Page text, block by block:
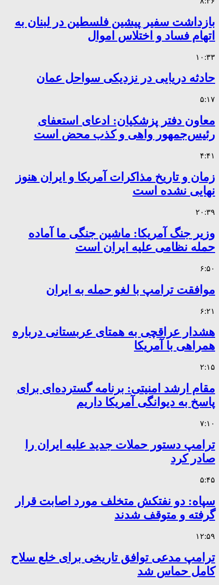
بازداشت سفیر پیشین فلسطین در لبنان به
اتهام فساد و اختلاس اموال
۱۰:۳۳
حادثه دریایی در نزدیکی سواحل عمان
۵:۱۷
معاون دفتر پزشکیان: ادعای استعفای
رئیس‌جمهور واهی و کذب محض است
۴:۴۱
زمان و تاریخ مذاکرات آمریکا و ایران هنوز
نهایی نشده است
۲۰:۳۹
وزیر جنگ آمریکا: ماشین جنگی ما آماده
حمله نظامی علیه ایران است
۶:۵۰
موافقت ترامپ با لغو حمله به ایران
۶:۲۱
هشدار عراقچی به همتای عربستانی درباره
همراهی با آمریکا
۲:۱۵
مقام ارشد امنیتی: برنامه گسترده‌ای برای
پاسخ به دیوانگی آمریکا داریم
۷:۱۰
ترامپ دستور حملات جدید علیه ایران را
صادر کرد
۵:۴۵
سپاه: دو نفتکش متخلف مورد اصابت قرار
گرفته و متوقف شدند
۱۲:۵۹
ترامپ مدعی توافق تاریخی برای خلع سلاح
کامل حماس شد